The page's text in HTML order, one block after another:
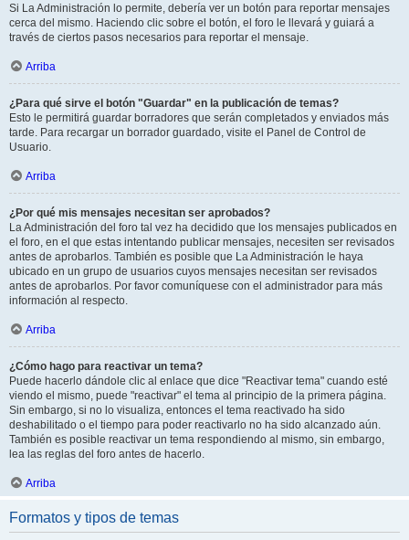
Si La Administración lo permite, debería ver un botón para reportar mensajes
cerca del mismo. Haciendo clic sobre el botón, el foro le llevará y guiará a
través de ciertos pasos necesarios para reportar el mensaje.
Arriba
¿Para qué sirve el botón "Guardar" en la publicación de temas?
Esto le permitirá guardar borradores que serán completados y enviados más
tarde. Para recargar un borrador guardado, visite el Panel de Control de
Usuario.
Arriba
¿Por qué mis mensajes necesitan ser aprobados?
La Administración del foro tal vez ha decidido que los mensajes publicados en
el foro, en el que estas intentando publicar mensajes, necesiten ser revisados
antes de aprobarlos. También es posible que La Administración le haya
ubicado en un grupo de usuarios cuyos mensajes necesitan ser revisados
antes de aprobarlos. Por favor comuníquese con el administrador para más
información al respecto.
Arriba
¿Cómo hago para reactivar un tema?
Puede hacerlo dándole clic al enlace que dice "Reactivar tema" cuando esté
viendo el mismo, puede "reactivar" el tema al principio de la primera página.
Sin embargo, si no lo visualiza, entonces el tema reactivado ha sido
deshabilitado o el tiempo para poder reactivarlo no ha sido alcanzado aún.
También es posible reactivar un tema respondiendo al mismo, sin embargo,
lea las reglas del foro antes de hacerlo.
Arriba
Formatos y tipos de temas